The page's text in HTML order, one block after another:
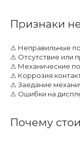
Признаки
⚠ Неправильные
⚠ Отсутствие или
⚠ Механические
⚠ Коррозия
⚠ Заедание
⚠ Ошибки на
Почему